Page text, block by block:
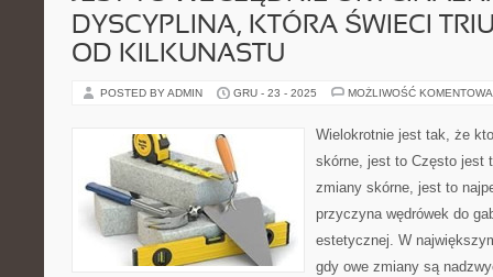
DYSCYPLINA, KTÓRA ŚWIECI
OD KILKUNASTU
POSTED BY ADMIN GRU - 23 - 2025 MOŻLIWOŚĆ
Wielokrotnie jest tak, że
skórne, jest to Często jest
zmiany skórne, jest to
przyczyna wędrówek do
estetycznej. W
gdy owe zmiany są